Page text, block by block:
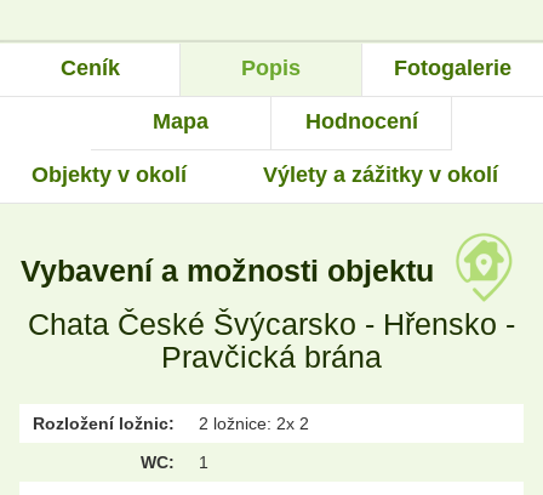
Ceník Popis Fotogalerie
Mapa Hodnocení
Objekty v okolí Výlety a zážitky v okolí
Vybavení a možnosti objektu
Chata České Švýcarsko - Hřensko -
Pravčická brána
Rozložení ložnic:
2 ložnice: 2x 2
WC:
1